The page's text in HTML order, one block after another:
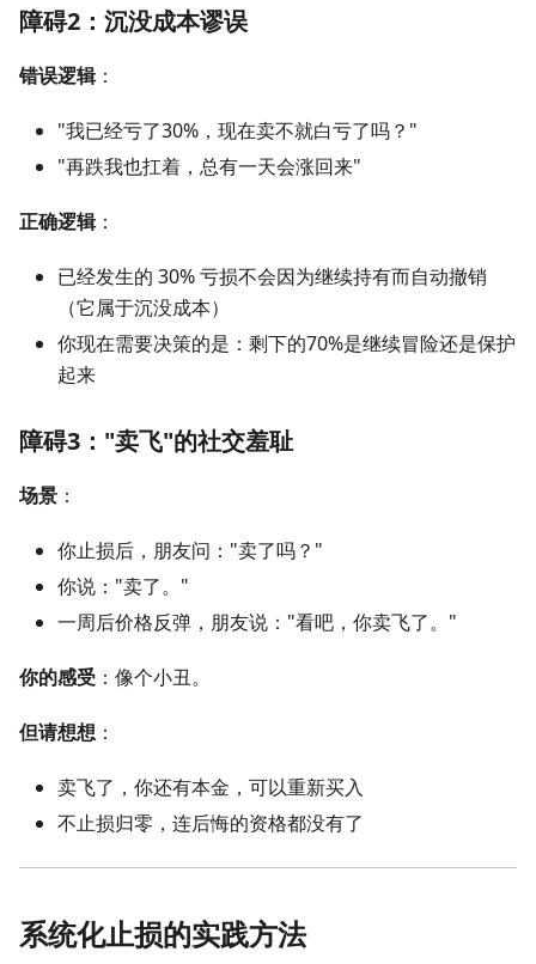
障碍2：沉没成本谬误
错误逻辑：
"我已经亏了30%，现在卖不就白亏了吗？"
"再跌我也扛着，总有一天会涨回来"
正确逻辑：
已经发生的 30% 亏损不会因为继续持有而自动撤销
（它属于沉没成本）
你现在需要决策的是：剩下的70%是继续冒险还是保护
起来
障碍3："卖飞"的社交羞耻
场景 ：
你止损后，朋友问："卖了吗？"
你说："卖了。"
一周后价格反弹，朋友说："看吧，你卖飞了。"
你的感受 ：像个小丑。
但请想想 ：
卖飞了，你还有本金，可以重新买入
不止损归零，连后悔的资格都没有了
系统化止损的实践方法